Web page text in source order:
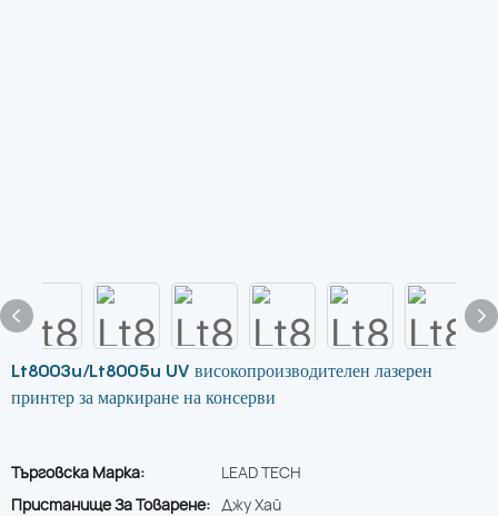
Lt8003u/Lt8005u UV високопроизводителен лазерен
принтер за маркиране на консерви
Търговска Марка:
LEAD TECH
Пристанище За Товарене: Джу Хай